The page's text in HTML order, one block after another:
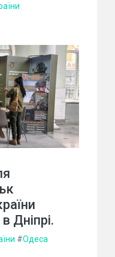
Дніпрі.
#Одеса